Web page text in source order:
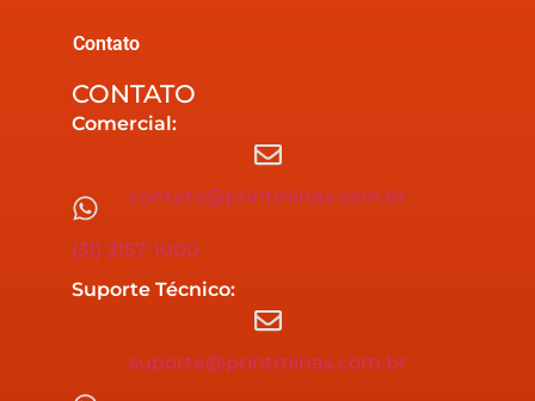
Contato
CONTATO
Comercial:
contato@printminas.com.br
(31) 3157-1000
Suporte Técnico:
suporte@printminas.com.br